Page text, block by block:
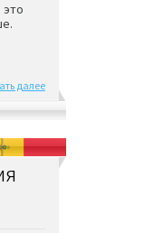
далее